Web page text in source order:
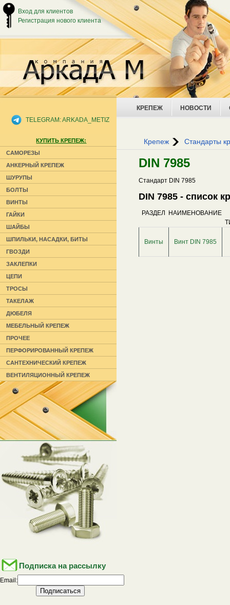
КРЕПЕЖ НОВОСТИ
Крепеж Стандарты
DIN 7985
Стандарт DIN 7985
DIN 7985 - список
РАЗДЕЛ НАИМЕНОВАНИЕ
Винты Винт DIN 7985
TELEGRAM: ARKADA_METIZ
КУПИТЬ КРЕПЕЖ:
САМОРЕЗЫ
АНКЕРНЫЙ КРЕПЕЖ
ШУРУПЫ
БОЛТЫ
ВИНТЫ
ГАЙКИ
ШАЙБЫ
ШПИЛЬКИ, НАСАДКИ, БИТЫ
ГВОЗДИ
ЗАКЛЕПКИ
ЦЕПИ
ТРОСЫ
ТАКЕЛАЖ
ДЮБЕЛЯ
МЕБЕЛЬНЫЙ КРЕПЕЖ
ПРОЧЕЕ
ПЕРФОРИРОВАННЫЙ КРЕПЕЖ
САНТЕХНИЧЕСКИЙ КРЕПЕЖ
ВЕНТИЛЯЦИОННЫЙ КРЕПЕЖ
Подписка на рассылку
Email:
Вход для клиентов
Регистрация нового клиента